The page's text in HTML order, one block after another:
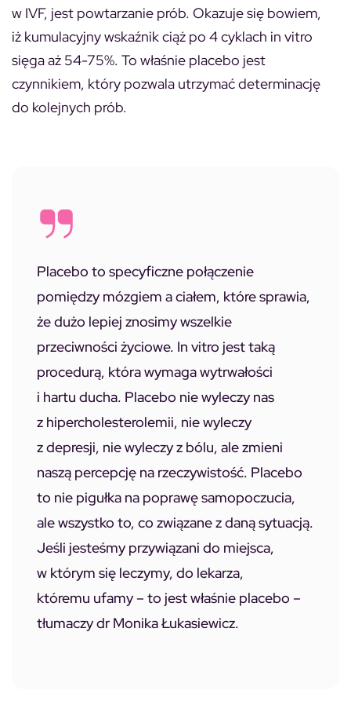
w IVF, jest powtarzanie prób. Okazuje się bowiem,
iż kumulacyjny wskaźnik ciąż po 4 cyklach in vitro
sięga aż 54-75%. To właśnie placebo jest
czynnikiem, który pozwala utrzymać determinację
do kolejnych prób.
Placebo to specyficzne połączenie
pomiędzy mózgiem a ciałem, które sprawia,
że dużo lepiej znosimy wszelkie
przeciwności życiowe. In vitro jest taką
procedurą, która wymaga wytrwałości
i hartu ducha. Placebo nie wyleczy nas
z hipercholesterolemii, nie wyleczy
z depresji, nie wyleczy z bólu, ale zmieni
naszą percepcję na rzeczywistość. Placebo
to nie pigułka na poprawę samopoczucia,
ale wszystko to, co związane z daną sytuacją.
Jeśli jesteśmy przywiązani do miejsca,
w którym się leczymy, do lekarza,
któremu ufamy – to jest właśnie placebo –
tłumaczy dr Monika Łukasiewicz.